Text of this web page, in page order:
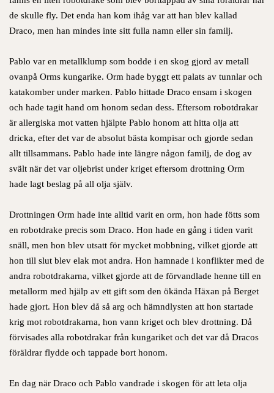
de skulle fly. Det enda han kom ihåg var att han blev kallad
Draco, men han mindes inte sitt fulla namn eller sin familj.
Pablo var en metallklump som bodde i en skog gjord av metall
ovanpå Orms kungarike. Orm hade byggt ett palats av tunnlar och
katakomber under marken. Pablo hittade Draco ensam i skogen
och hade tagit hand om honom sedan dess. Eftersom robotdrakar
är allergiska mot vatten hjälpte Pablo honom att hitta olja att
dricka, efter det var de absolut bästa kompisar och gjorde sedan
allt tillsammans. Pablo hade inte längre någon familj, de dog av
svält när det var oljebrist under kriget eftersom drottning Orm
hade lagt beslag på all olja själv.
Drottningen Orm hade inte alltid varit en orm, hon hade fötts som
en robotdrake precis som Draco. Hon hade en gång i tiden varit
snäll, men hon blev utsatt för mycket mobbning, vilket gjorde att
hon till slut blev elak mot andra. Hon hamnade i konflikter med de
andra robotdrakarna, vilket gjorde att de förvandlade henne till en
metallorm med hjälp av ett gift som den ökända Häxan på Berget
hade gjort. Hon blev då så arg och hämndlysten att hon startade
krig mot robotdrakarna, hon vann kriget och blev drottning. Då
förvisades alla robotdrakar från kungariket och det var då Dracos
föräldrar flydde och tappade bort honom.
En dag när Draco och Pablo vandrade i skogen för att leta olja